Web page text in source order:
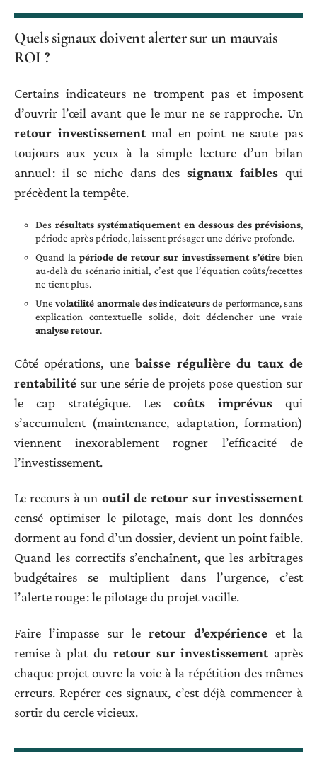
Quels signaux doivent alerter sur un mauvais
ROI ?
Certains indicateurs ne trompent pas et imposent
d’ouvrir l’œil avant que le mur ne se rapproche. Un
retour investissementmal en point ne saute pas
toujours aux yeux à la simple lecture d’un bilan
annuel : il se niche dans dessignaux faibles qui
précèdent la tempête.
Des résultats systématiquement en dessous des prévisions,
période après période, laissent présager une dérive profonde.
Quand la période de retour sur investissement s’étire bien
au-delà du scénario initial, c’est que l’équation coûts/recettes
ne tient plus.
Unevolatilité anormale des indicateursde performance, sans
explication contextuelle solide, doit déclencher une vraie
analyse retour.
Côté opérations, unebaisse régulière du taux de
rentabilité sur une série de projets pose question sur
le cap stratégique. Les coûts imprévus qui
s’accumulent (maintenance, adaptation, formation)
viennent inexorablement rogner l’efficacité de
l’investissement.
Le recours à un outil de retour sur investissement
censé optimiser le pilotage, mais dont les données
dorment au fond d’un dossier, devient un point faible.
Quand les correctifs s’enchaînent, que les arbitrages
budgétaires se multiplient dans l’urgence, c’est
l’alerte rouge : le pilotage du projet vacille.
Faire l’impasse sur le retour d’expérience et la
remise à plat du retour sur investissement après
chaque projet ouvre la voie à la répétition des mêmes
erreurs. Repérer ces signaux, c’est déjà commencer à
sortir du cercle vicieux.